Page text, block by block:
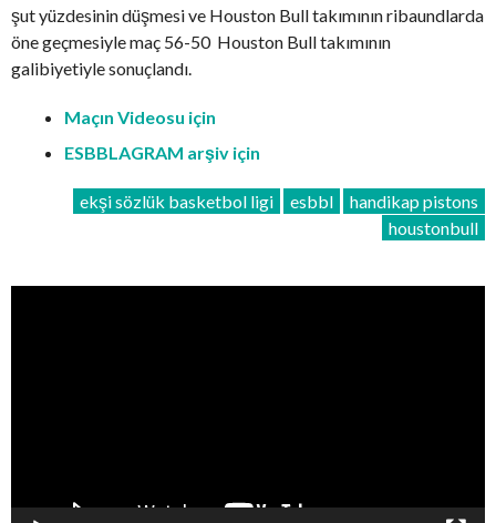
şut yüzdesinin düşmesi ve Houston Bull takımının ribaundlarda
öne geçmesiyle maç 56-50 Houston Bull takımının
galibiyetiyle sonuçlandı.
Maçın Videosu için
ESBBLAGRAM arşiv için
ekşi sözlük basketbol ligi esbbl
handikap pistons
houstonbull